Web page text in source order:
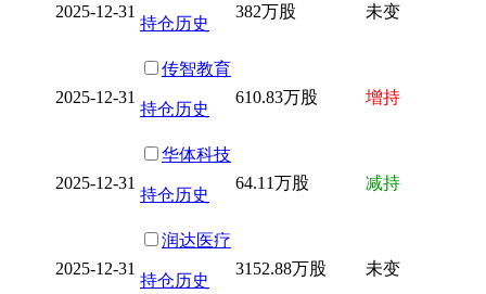
2025-12-31
持仓历史
382万股 未变
2025-12-31
传智教育
持仓历史
610.83万股 增持
2025-12-31
华体科技
持仓历史
64.11万股 减持
2025-12-31
润达医疗
持仓历史
3152.88万股 未变